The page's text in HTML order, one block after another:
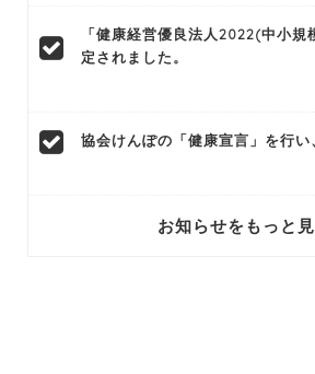
「健康経営優良法人2022(中小規
定されました。
協会けんぽの「健康宣言」を行い
お知らせをもっと